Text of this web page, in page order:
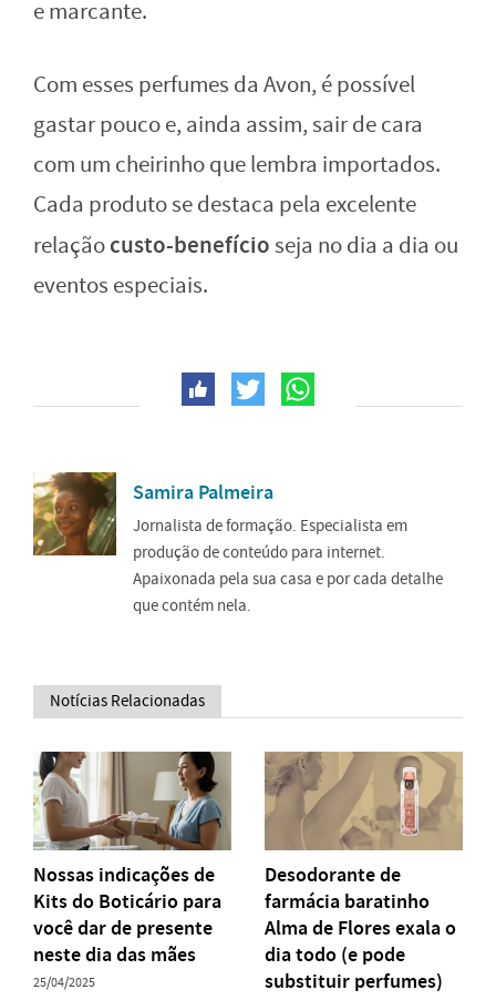
e marcante.
Com esses perfumes da Avon, é possível
gastar pouco e, ainda assim, sair de cara
com um cheirinho que lembra importados.
Cada produto se destaca pela excelente
relaçãocusto-benefícioseja no dia a dia ou
eventos especiais.
Samira Palmeira
Jornalista de formação. Especialista em
produção de conteúdo para internet.
Apaixonada pela sua casa e por cada detalhe
que contém nela.
Notícias Relacionadas
Nossas indicações de
Kits do Boticário para
você dar de presente
neste dia das mães
25/04/2025
Desodorante de
farmácia baratinho
Alma de Flores exala o
dia todo (e pode
substituir perfumes)